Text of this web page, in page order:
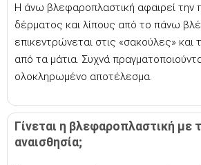
Η άνω βλεφαροπλαστική αφαιρεί την
δέρματος και λίπους από το πάνω
επικεντρώνεται στις «σακούλες» και
από τα μάτια. Συχνά
ολοκληρωμένο αποτέλεσμα.
Γίνεται η βλεφαροπλαστική με
αναισθησία;